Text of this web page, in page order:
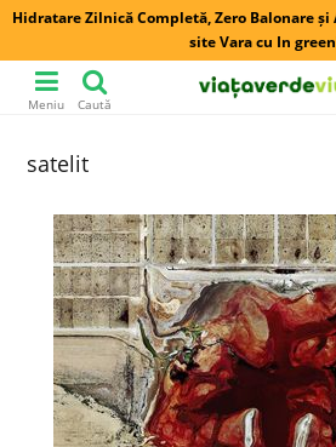
Hidratare Zilnică Completă, Zero Balonare
site Vara cu In
Meniu Caută
satelit